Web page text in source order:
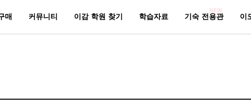
매 커뮤니티 이감 학원 찾기 학습자료 기숙 전용관
NEW
이